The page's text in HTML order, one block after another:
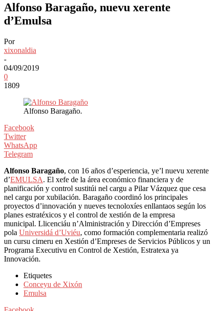
Alfonso Baragaño, nuevu xerente
d’Emulsa
Por
xixonaldia
-
04/09/2019
0
1809
Alfonso Baragaño.
Facebook
Twitter
WhatsApp
Telegram
Alfonso Baragaño, con 16 años d’esperiencia, ye’l nuevu xerente
d’EMULSA. El xefe de la área económico financiera y de
planificación y control sustitúi nel cargu a Pilar Vázquez que cesa
nel cargu por xubilación. Baragaño coordinó los principales
proyectos d’innovación y nueves tecnoloxíes enllantaos según los
planes estratéxicos y el control de xestión de la empresa
municipal. Llicenciáu n’Alministración y Dirección d’Empreses
pola Universidá d’Uviéu, como formación complementaria realizó
un cursu cimeru en Xestión d’Empreses de Servicios Públicos y un
Programa Executivu en Control de Xestión, Estratexa ya
Innovación.
Etiquetes
Conceyu de Xixón
Emulsa